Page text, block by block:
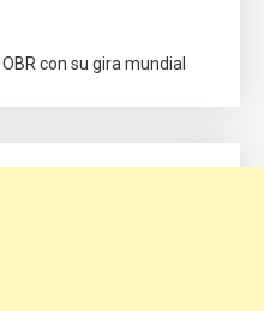
con su gira mundial